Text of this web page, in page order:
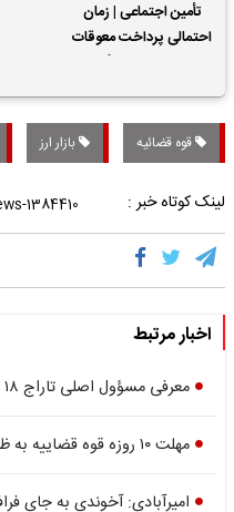
تأمین اجتماعی | زمان
احتمالی پرداخت معوقات
قوه قضائیه بازار ارز
لینک کوتاه خبر :
اخبار مرتبط
معرفی مسؤول اصلی تاراج ۱۸ میلیارد دلار ارز کشور توسط زاکانی
مهلت ۱۰ روزه قوه قضاییه به ظریف
امیرآبادی: آخوندی به جای